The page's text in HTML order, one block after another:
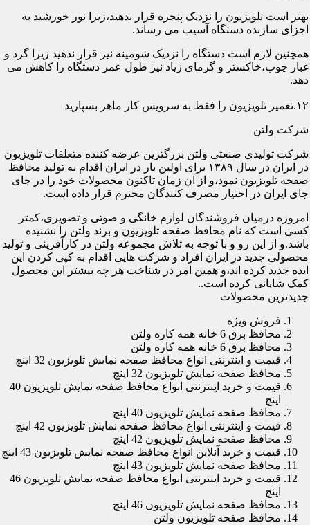
بهتر است تلویزیون را نزدیک پنجره قرار ندهید،زیرا نور خورشید به
اجزای سازنده دستگاه آسیب می رساند.
همچنین لازم است دستگاه را نزدیک شومینه نیز قرار ندهید زیرا گرد و
غبار چوب،خاکستر و گرمای زیاد نیز طول عمر دستگاه را کاهش می
دهد.
۱۲.تعمیر تلویزیون را فقط به سرویس کار ماهر بسپارید
شرکت ولتن
شرکت تولیدی صنعتی ولتن بزرگترین عرضه کننده متعلقات تلویزیون
در ایران در سال ۱۳۸۹ برای اولین بار در ایران اقدام به تولید محافظ
صفحه تلویزیون نمود،و از آن زمان تاکنون محصولات خود را در جای
جای ایران در اختیار مصرف کنندگان محترم قرار داده است.
امروزه درمیان فروشندگان لوازم خانگی و صوتی و تصویری،کمتر
کسی است که نام محافظ صفحه تلویزیون و برند ولتن را نشنیده
باشد.و از این رو و با توجه به تلاش مجموعه ولتن در کارآفرینی و تولید
محصولی جدید در ایران افراد و شرکت هایی اقدام به کپی کردن این
ایده جدید کرده اند،و همین امر در شناخت هر چه بیشتر این محصول
کمک شایانی کرده است..
جدیدترین محصولات
فروش ویژه
محافظ برق 6 خانه همه کاره ولتن
محافظ برق 6 خانه همه کاره ولتن
قیمت و اینترنتی انواع محافظ صفحه نمایش تلویزیون 32 اینچ
محافظ صفحه نمایش تلویزیون 32 اینچ
قیمت و خرید اینترنتی انواع محافظ صفحه نمایش تلویزیون 40
اینچ
محافظ صفحه نمایش تلویزیون 40 اینچ
قیمت و اینترنتی انواع محافظ صفحه نمایش تلویزیون 42 اینچ
محافظ صفحه نمایش تلویزیون 42 اینچ
قیمت و خرید آنلاین انواع محافظ صفحه نمایش تلویزیون 43 اینچ
محافظ صفحه نمایش تلویزیون 43 اینچ
قیمت و خرید اینترنتی انواع محافظ صفحه نمایش تلویزیون 46
اینچ
محافظ صفحه نمایش تلویزیون 46 اینچ
محافظ صفحه تلویزیون ولتن